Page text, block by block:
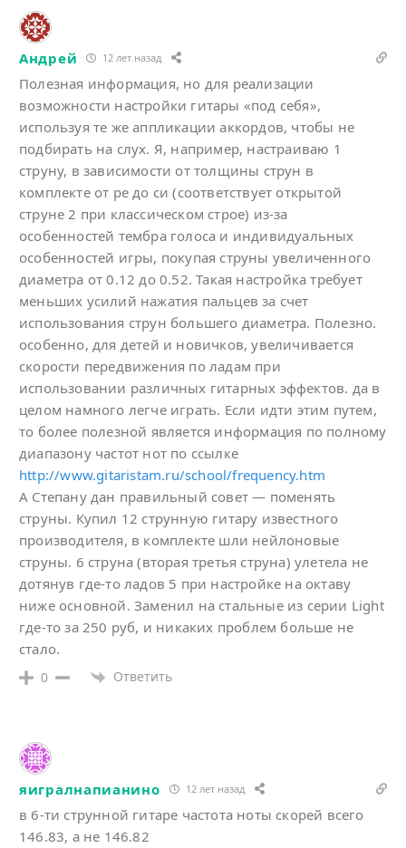
Андрей 12 лет назад
Полезная информация, но для реализации
возможности настройки гитары «под себя»,
используя те же аппликации аккордов, чтобы не
подбирать на слух. Я, например, настраиваю 1
струну, в зависимости от толщины струн в
комплекте от ре до си (соответствует открытой
струне 2 при классическом строе) из-за
особенностей тембра голоса и индивидуальных
особенностей игры, покупая струны увеличенного
диаметра от 0.12 до 0.52. Такая настройка требует
меньших усилий нажатия пальцев за счет
использования струн большего диаметра. Полезно.
особенно, для детей и новичков, увеличивается
скорости передвижения по ладам при
использовании различных гитарных эффектов. да в
целом намного легче играть. Если идти этим путем,
то более полезной является информация по полному
диапазону частот нот по ссылке
http://www.gitaristam.ru/school/frequency.htm
А Степану дан правильный совет — поменять
струны. Купил 12 струнную гитару известного
производителя, в комплекте шли нейлоновые
струны. 6 струна (вторая третья струна) улетела не
дотянув где-то ладов 5 при настройке на октаву
ниже основной. Заменил на стальные из серии Light
где-то за 250 руб, и никаких проблем больше не
стало.
0 Ответить
яигралнапианино 12 лет назад
в 6-ти струнной гитаре частота ноты скорей всего
146.83, а не 146.82